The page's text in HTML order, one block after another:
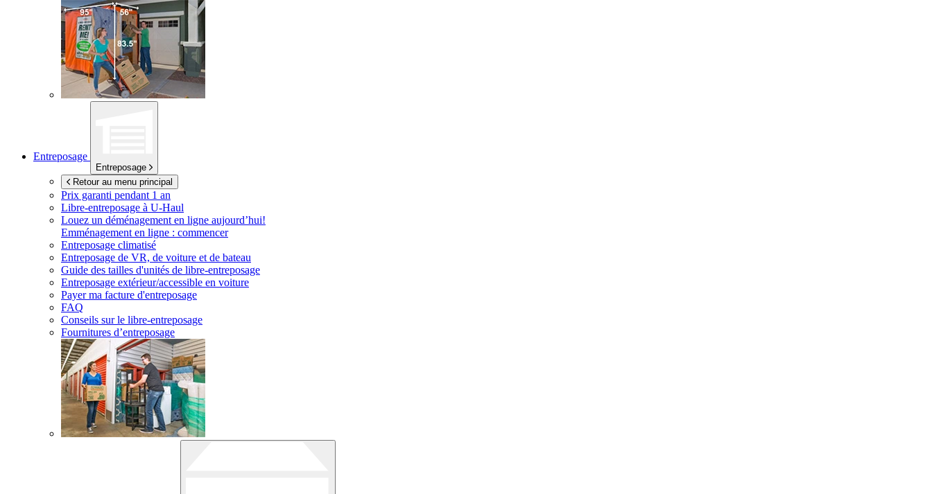
Entreposage
Entreposage
Retour au menu principal
Prix garanti pendant 1 an
Libre-entreposage à U-Haul
Louez un déménagement en ligne aujourd’hui!
Emménagement en ligne : commencer
Entreposage climatisé
Entreposage de VR, de voiture et de bateau
Guide des tailles d'unités de libre-entreposage
Entreposage extérieur/accessible en voiture
Payer ma facture d'entreposage
FAQ
Conseils sur le libre-entreposage
Fournitures d’entreposage